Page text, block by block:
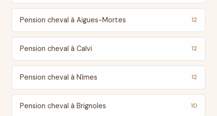
Pension cheval à Aigues-Mortes 12
Pension cheval à Calvi 12
Pension cheval à Nîmes 12
Pension cheval à Brignoles 10